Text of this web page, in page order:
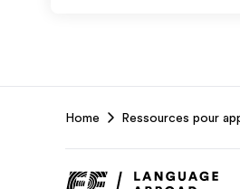
Home Ressources pour